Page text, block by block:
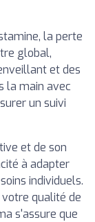
la perte
global,
et des
la main avec
un suivi
et de son
à adapter
individuels.
qualité de
s'assure que